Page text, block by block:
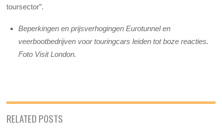
toursector”.
Beperkingen en prijsverhogingen Eurotunnel en
veerbootbedrijven voor touringcars leiden tot boze reacties.
Foto Visit London.
RELATED POSTS